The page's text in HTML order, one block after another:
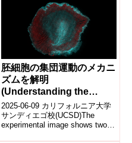
胚細胞の集団運動のメカニ
ズムを解明
(Understanding the
Mechanisms of
Embryonic Cell
Behavior)
2025-06-09 カリフォルニア大学
サンディエゴ校(UCSD)The
experimental image shows two